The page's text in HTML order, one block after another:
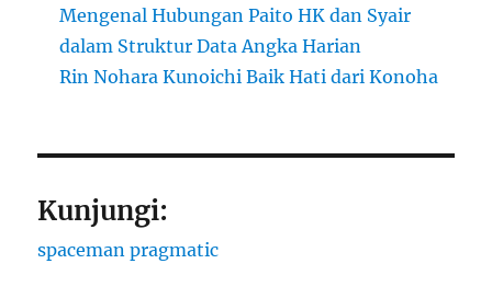
Mengenal Hubungan Paito HK dan Syair
dalam Struktur Data Angka Harian
Rin Nohara Kunoichi Baik Hati dari Konoha
Kunjungi:
spaceman pragmatic